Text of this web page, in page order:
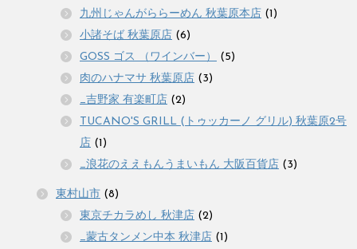
九州じゃんがららーめん 秋葉原本店 (1)
小諸そば 秋葉原店 (6)
GOSS ゴス （ワインバー）
(5)
肉のハナマサ 秋葉原店 (3)
_吉野家 有楽町店 (2)
TUCANO'S GRILL (トゥッカーノ グリル) 秋葉原2号
店 (1)
_浪花のええもんうまいもん 大阪百貨店 (3)
東村山市 (8)
東京チカラめし 秋津店 (2)
_蒙古タンメン中本 秋津店 (1)